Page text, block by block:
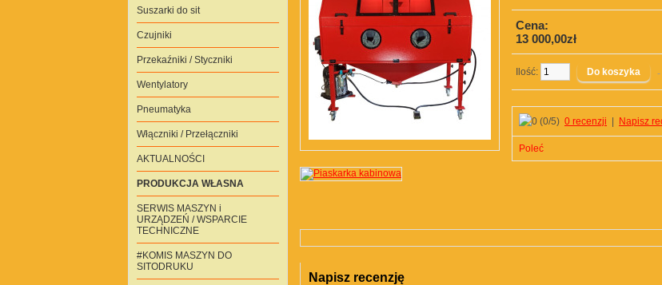
Suszarki do sit
Czujniki
Przekaźniki / Styczniki
Wentylatory
Pneumatyka
Włączniki / Przełączniki
AKTUALNOŚCI
PRODUKCJA WŁASNA
SERWIS MASZYN i
URZĄDZEŃ / WSPARCIE
TECHNICZNE
#KOMIS MASZYN DO
SITODRUKU
Cena:
13 000,00zł
Ilość: -
(0/5) 0 recenzji Napisz
Poleć
Napisz recenzję